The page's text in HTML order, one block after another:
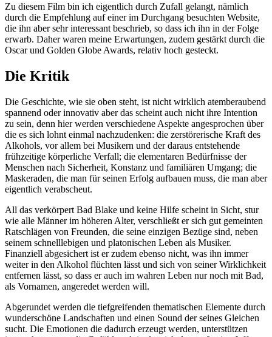
Zu diesem Film bin ich eigentlich durch Zufall gelangt, nämlich
durch die Empfehlung auf einer im Durchgang besuchten Website,
die ihn aber sehr interessant beschrieb, so dass ich ihn in der Folge
erwarb. Daher waren meine Erwartungen, zudem gestärkt durch die
Oscar und Golden Globe Awards, relativ hoch gesteckt.
Die Kritik
Die Geschichte, wie sie oben steht, ist nicht wirklich atemberaubend
spannend oder innovativ aber das scheint auch nicht ihre Intention
zu sein, denn hier werden verschiedene Aspekte angesprochen über
die es sich lohnt einmal nachzudenken: die zerstörerische Kraft des
Alkohols, vor allem bei Musikern und der daraus entstehende
frühzeitige körperliche Verfall; die elementaren Bedürfnisse der
Menschen nach Sicherheit, Konstanz und familiären Umgang; die
Maskeraden, die man für seinen Erfolg aufbauen muss, die man aber
eigentlich verabscheut.
All das verkörpert Bad Blake und keine Hilfe scheint in Sicht, stur
wie alle Männer im höheren Alter, verschließt er sich gut gemeinten
Ratschlägen von Freunden, die seine einzigen Bezüge sind, neben
seinem schnelllebigen und platonischen Leben als Musiker.
Finanziell abgesichert ist er zudem ebenso nicht, was ihn immer
weiter in den Alkohol flüchten lässt und sich von seiner Wirklichkeit
entfernen lässt, so dass er auch im wahren Leben nur noch mit Bad,
als Vornamen, angeredet werden will.
Abgerundet werden die tiefgreifenden thematischen Elemente durch
wunderschöne Landschaften und einen Sound der seines Gleichen
sucht. Die Emotionen die dadurch erzeugt werden, unterstützen